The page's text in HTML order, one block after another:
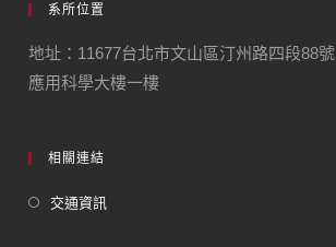
系所位置
地址：11677台北市文山區汀州路四段88號
應用科學大樓一樓
相關連結
交通資訊